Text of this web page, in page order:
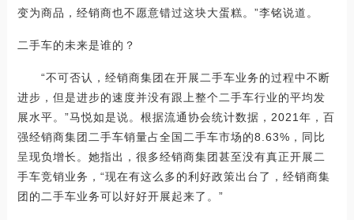
变为商品，经销商也不愿意错过这块大蛋糕。”李铭说道。
二手车的未来是谁的？
“不可否认，经销商集团在开展二手车业务的过程中不断
进步，但是进步的速度并没有跟上整个二手车行业的平均发
展水平。”马悦如是说。根据流通协会统计数据，2021年，百
强经销商集团二手车销量占全国二手车市场的8.63%，同比
呈现负增长。她指出，很多经销商集团甚至没有真正开展二
手车竞销业务，“现在有这么多的利好政策出台了，经销商集
团的二手车业务可以好好开展起来了。”